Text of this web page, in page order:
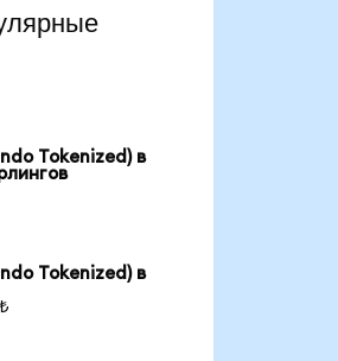
Tokenized) в
Tokenized) в